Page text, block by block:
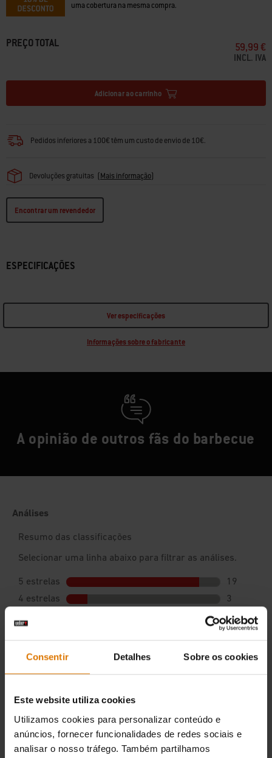
Consentir Detalhes Sobre os cookies
Este website utiliza cookies
Utilizamos cookies para personalizar conteúdo e
anúncios, fornecer funcionalidades de redes sociais e
analisar o nosso tráfego. Também partilhamos
uma cobertura na mesma compra.
PREÇO TOTAL 59,99 €
INCL. IVA
Adicionar ao carrinho
Pedidos inferiores a 100€ têm um custo de envio de 10€.
Devoluções gratuitas (Mais informação)
Encontrar um revendedor
ESPECIFICAÇÕES
Ver especificações
Informações sobre o fabricante
A opinião de outros fãs do barbecue